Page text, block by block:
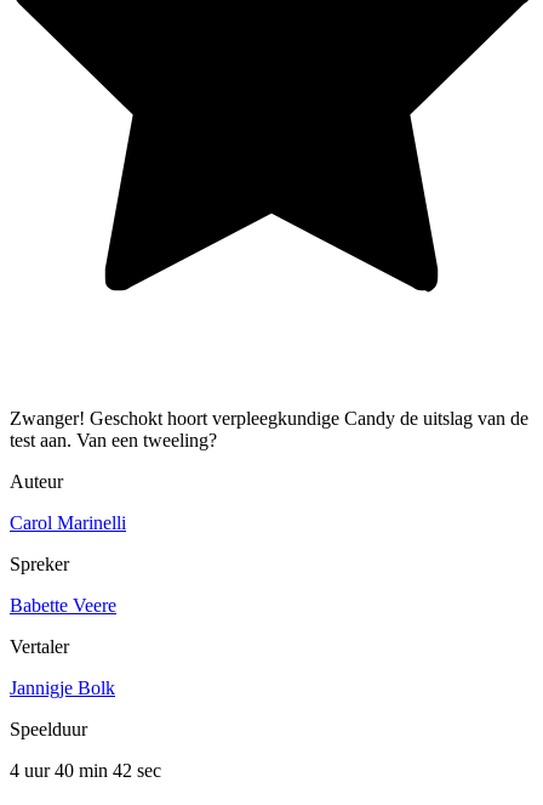
Zwanger! Geschokt hoort verpleegkundige Candy de uitslag van de
test aan. Van een tweeling?
Auteur
Carol Marinelli
Spreker
Babette Veere
Vertaler
Jannigje Bolk
Speelduur
4 uur 40 min 42 sec